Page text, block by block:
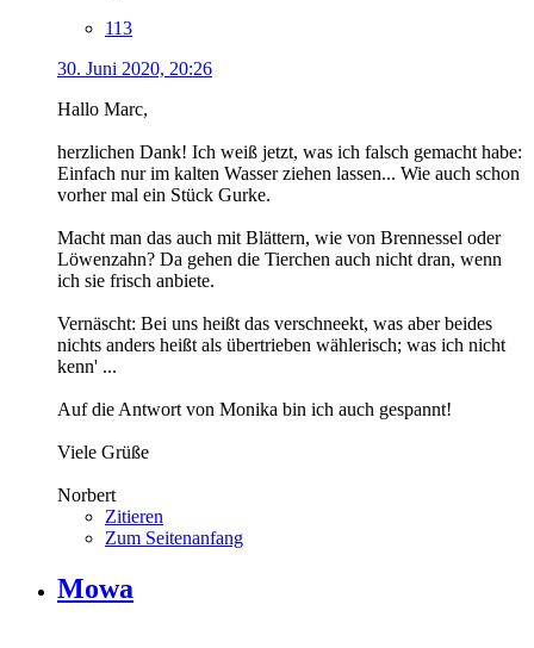
113
30. Juni 2020, 20:26
Hallo Marc,
herzlichen Dank! Ich weiß jetzt, was ich falsch gemacht habe:
Einfach nur im kalten Wasser ziehen lassen... Wie auch schon
vorher mal ein Stück Gurke.
Macht man das auch mit Blättern, wie von Brennessel oder
Löwenzahn? Da gehen die Tierchen auch nicht dran, wenn
ich sie frisch anbiete.
Vernäscht: Bei uns heißt das verschneekt, was aber beides
nichts anders heißt als übertrieben wählerisch; was ich nicht
kenn' ...
Auf die Antwort von Monika bin ich auch gespannt!
Viele Grüße
Norbert
Zitieren
Zum Seitenanfang
Mowa